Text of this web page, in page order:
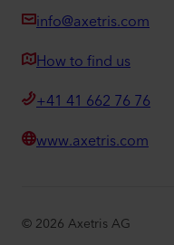
info@axetris.com
How to find us
+41 41 662 76 76
www.axetris.com
© 2026 Axetris AG